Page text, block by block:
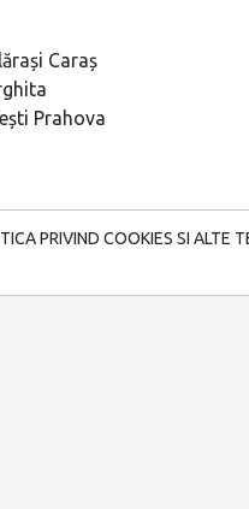
Caraș
Prahova
PRIVIND COOKIES SI ALTE